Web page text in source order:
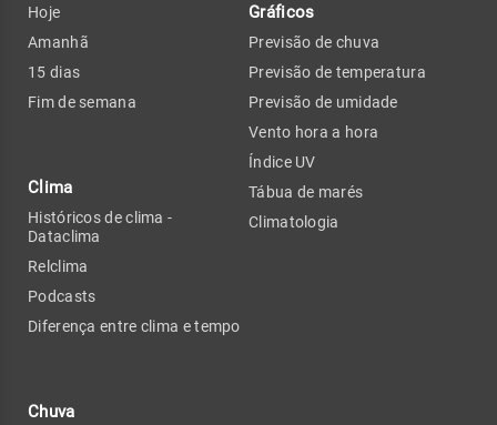
Hoje
Amanhã
15 dias
Fim de semana
Clima
Históricos de clima -
Dataclima
Relclima
Podcasts
Diferença entre clima e tempo
Chuva
Gráficos
Previsão de chuva
Previsão de temperatura
Previsão de umidade
Vento hora a hora
Índice UV
Tábua de marés
Climatologia